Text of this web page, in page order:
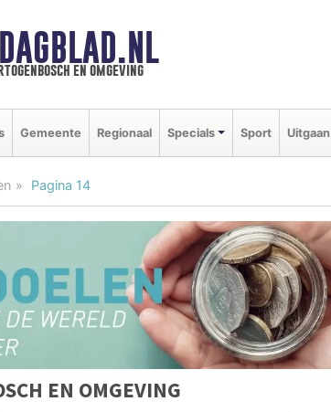
en omgeving
Gemeente Regionaal Specials Sport Uitgaan
Pagina 14
EN OMGEVING